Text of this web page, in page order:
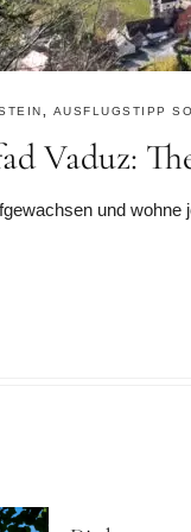
AUSFLUGSTIPP
Vaduz:
und